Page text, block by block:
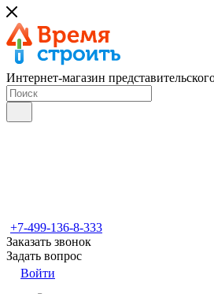
Интернет-магазин
+7-499-136-8-333
Заказать звонок
Задать вопрос
Войти